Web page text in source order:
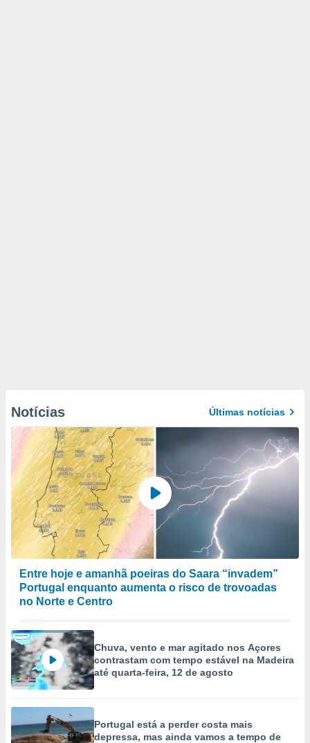
Notícias Últimas notícias
Entre hoje e amanhã poeiras do Saara “invadem”
Portugal enquanto aumenta o risco de trovoadas
no Norte e Centro
Chuva, vento e mar agitado nos Açores
contrastam com tempo estável na Madeira
até quarta-feira, 12 de agosto
Portugal está a perder costa mais
depressa, mas ainda vamos a tempo de